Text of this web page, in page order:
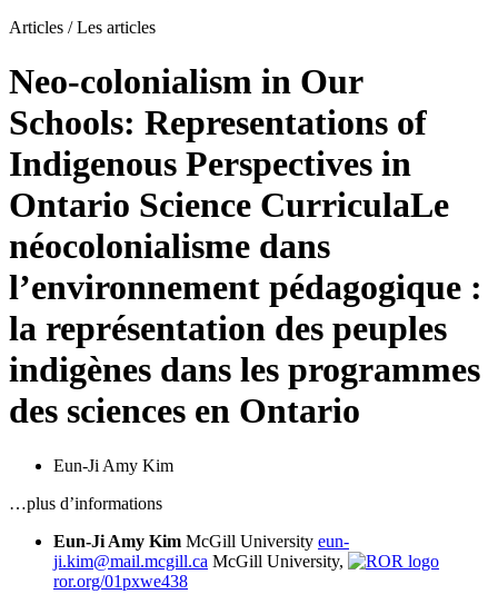
Articles / Les articles
Neo-colonialism in Our
Schools: Representations of
Indigenous Perspectives in
Ontario Science CurriculaLe
néocolonialisme dans
l’environnement pédagogique :
la représentation des peuples
indigènes dans les programmes
des sciences en Ontario
Eun-Ji Amy Kim
…plus d’informations
Eun-Ji Amy Kim McGill University eun-
ji.kim@mail.mcgill.ca McGill University,
ror.org/01pxwe438